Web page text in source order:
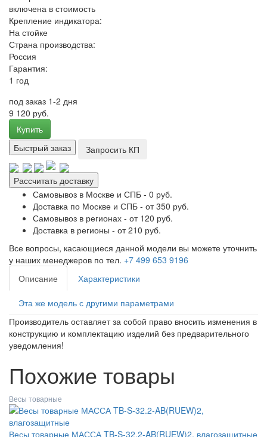
включена в стоимость
Крепление индикатора:
На стойке
Страна производства:
Россия
Гарантия:
1 год
под заказ 1-2 дня
9 120 руб.
Купить
Быстрый заказ
Запросить КП
Рассчитать доставку
Самовывоз в Москве и СПБ - 0 руб.
Доставка по Москве и СПБ - от 350 руб.
Самовывоз в регионах - от 120 руб.
Доставка в регионы - от 210 руб.
Все вопросы, касающиеся данной модели вы можете уточнить
у наших менеджеров по тел. +7 499 653 9196
Описание
Характеристики
Эта же модель с другими параметрами
Производитель оставляет за собой право вносить изменения в
конструкцию и комплектацию изделий без предварительного
уведомления!
Похожие товары
Весы товарные
Весы товарные МАССА TB-S-32.2-AB(RUEW)2, влагозащитные